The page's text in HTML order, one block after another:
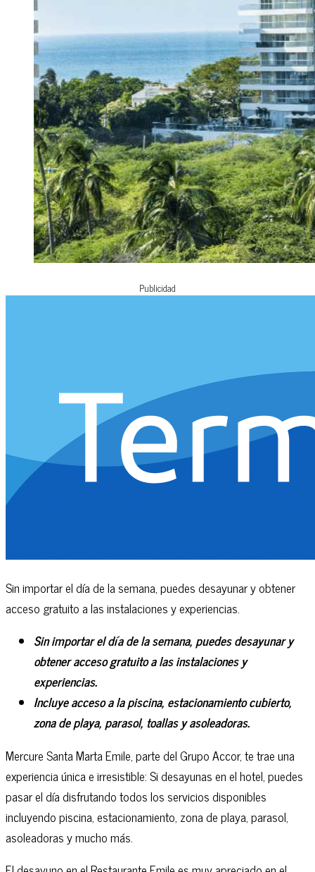
Publicidad
Sin importar el día de la semana, puedes desayunar y obtener
acceso gratuito a las instalaciones y experiencias.
Sin importar el día de la semana, puedes desayunar y
obtener acceso gratuito a las instalaciones y
experiencias.
Incluye acceso a la piscina, estacionamiento cubierto,
zona de playa, parasol, toallas y asoleadoras.
Mercure Santa Marta Emile, parte del Grupo Accor, te trae una
experiencia única e irresistible: Si desayunas en el hotel, puedes
pasar el día disfrutando todos los servicios disponibles
incluyendo piscina, estacionamiento, zona de playa, parasol,
asoleadoras y mucho más.